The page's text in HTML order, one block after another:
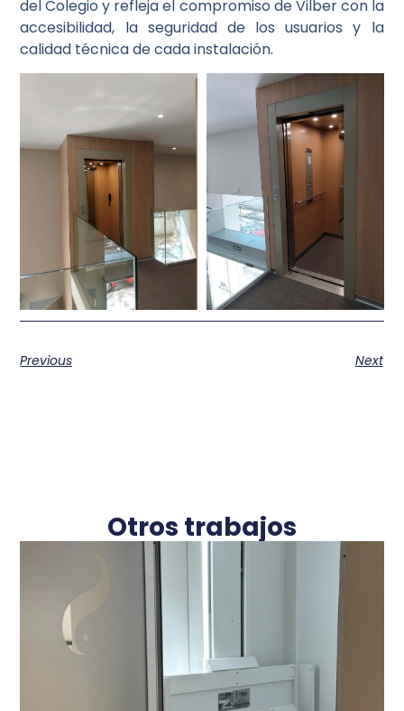
del Colegio y refleja el compromiso de Vilber con la
accesibilidad, la seguridad de los usuarios y la
calidad técnica de cada instalación.
Previous Next
Otros trabajos